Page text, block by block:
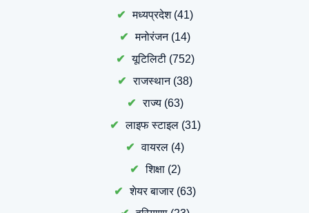
मध्यप्रदेश(41)
मनोरंजन(14)
यूटिलिटी(752)
राजस्थान(38)
राज्य(63)
लाइफ स्टाइल(31)
वायरल (4)
शिक्षा(2)
शेयर बाजार(63)